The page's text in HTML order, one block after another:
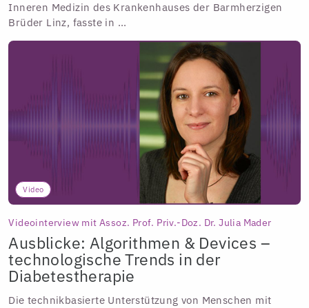
Inneren Medizin des Krankenhauses der Barmherzigen
Brüder Linz, fasste in ...
Video
Videointerview mit Assoz. Prof. Priv.-Doz. Dr. Julia Mader
Ausblicke: Algorithmen & Devices –
technologische Trends in der
Diabetestherapie
Die technikbasierte Unterstützung von Menschen mit